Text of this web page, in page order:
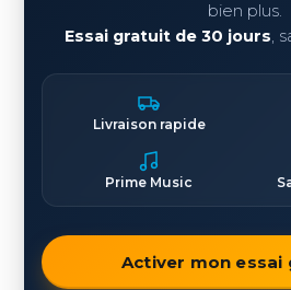
bien plus.
Essai gratuit de 30 jours,
Livraison rapide
Prime Music
Activer mon essai